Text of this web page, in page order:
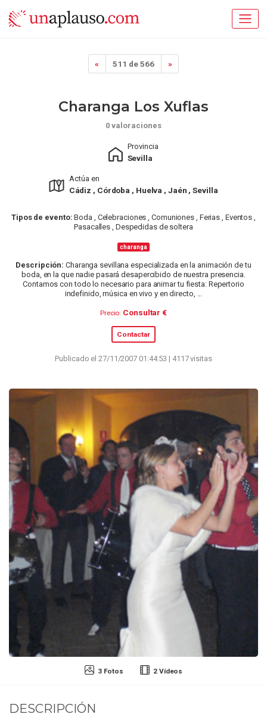
« 511 de 566 »
3 Fotos 2 Vídeos
Charanga Los Xuflas
0 valoraciones
Provincia
Sevilla
Actúa en
Cádiz , Córdoba , Huelva , Jaén , Sevilla
Tipos de evento: Boda , Celebraciones , Comuniones , Ferias , Eventos ,
Pasacalles , Despedidas de soltera
charanga
Descripción: Charanga sevillana especializada en la animación de tu
boda, en la que nadie pasará desapercibido de nuestra presencia.
Contamos con todo lo necesario para animar tu fiesta: Repertorio
indefinido, música en vivo y en directo, ...
Precio: Consultar €
Contactar
Publicado el 27/11/2007 01:44:53 | 4117 visitas
DESCRIPCIÓN